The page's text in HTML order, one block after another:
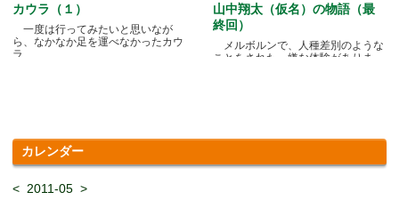
カウラ（１）
一度は行ってみたいと思いなが
ら、なかなか足を運べなかったカウ
ラ.....
山中翔太（仮名）の物語（最
終回）
メルボルンで、人種差別のような
ことをされた、嫌な体験がありま
カレンダー
< 2011-05 >